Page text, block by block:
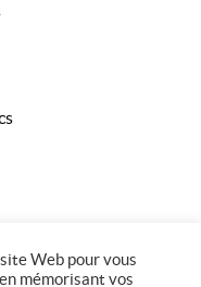
Web pour vous
mémorisant vos